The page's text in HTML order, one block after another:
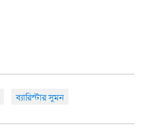
ব্যারিস্টার সুমন